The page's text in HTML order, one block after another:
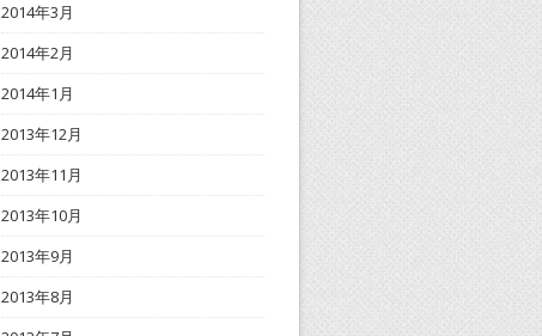
2014年3月
2014年2月
2014年1月
2013年12月
2013年11月
2013年10月
2013年9月
2013年8月